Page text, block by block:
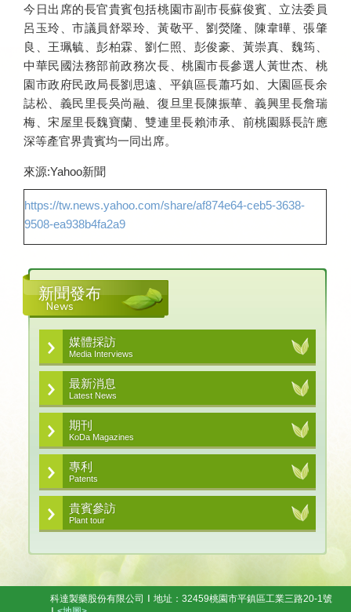
今日出席的長官貴賓包括桃園市副市長蘇俊賓、立法委員
呂玉玲、市議員舒翠玲、黃敬平、劉熒隆、陳韋曄、張肇
良、王珮毓、彭柏霖、劉仁照、彭俊豪、黃崇真、魏筠、
中華民國法務部前政務次長、桃園市長參選人黃世杰、桃
園市政府民政局長劉思遠、平鎮區長蕭巧如、大園區長余
誌松、義民里長吳尚融、復旦里長陳振華、義興里長詹瑞
梅、宋屋里長魏寶蘭、雙連里長賴沛承、前桃園縣長許應
深等產官界貴賓均一同出席。
來源:Yahoo新聞
https://tw.news.yahoo.com/share/af874e64-ceb5-3638-
9508-ea938b4fa2a9
新聞發布
News
媒體採訪
Media Interviews
最新消息
Latest News
期刊
KoDa Magazines
專利
Patents
貴賓參訪
Plant tour
科達製藥股份有限公司
地址：32459桃園市平鎮區工業三路20-1號